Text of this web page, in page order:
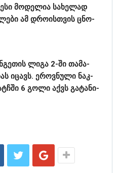
მო­დე­ლია სა­ხე­ლად
ამ დრო­ის­თვის ცნო­
ლიგა 2-ში თა­მა­
იცავს. ეროვ­ნუ­ლი ნაკ­
6 გოლი აქვს გა­ტა­ნი­